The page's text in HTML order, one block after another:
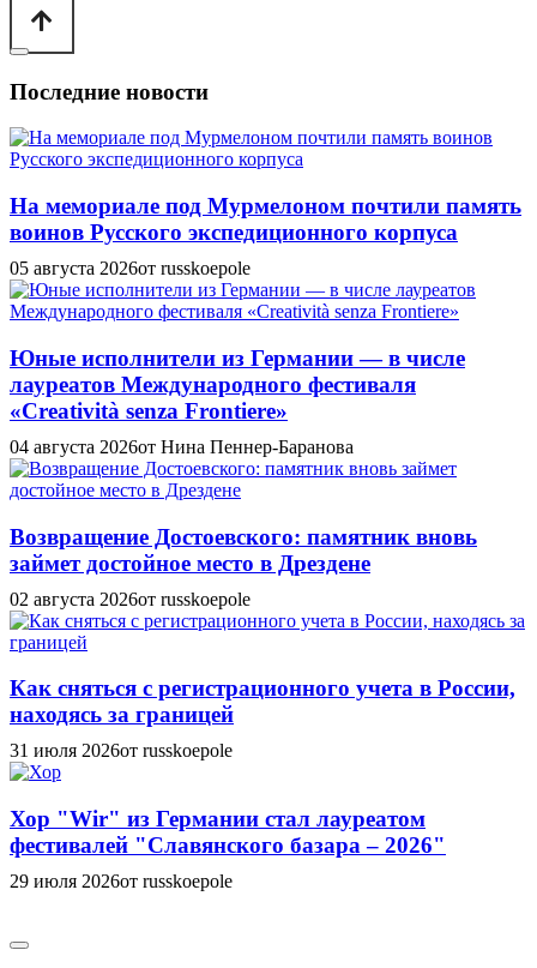
Последние новости
На мемориале под Мурмелоном почтили память
воинов Русского экспедиционного корпуса
05 августа 2026от russkoepole
Юные исполнители из Германии — в числе
лауреатов Международного фестиваля
«Creatività senza Frontiere»
04 августа 2026от Нина Пеннер-Баранова
Возвращение Достоевского: памятник вновь
займет достойное место в Дрездене
02 августа 2026от russkoepole
Как сняться с регистрационного учета в России,
находясь за границей
31 июля 2026от russkoepole
Хор "Wir" из Германии стал лауреатом
фестивалей "Славянского базара – 2026"
29 июля 2026от russkoepole